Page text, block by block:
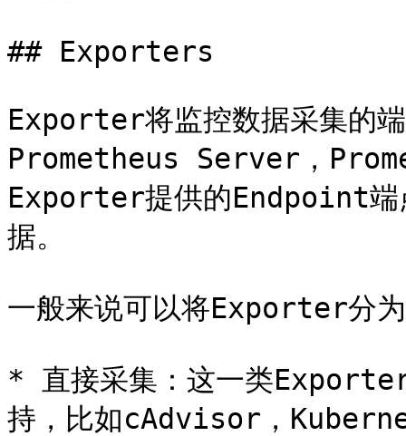
## Exporters
Exporter将监控数据采集的端
Prometheus Server，
Exporter提供的Endpoint端
据。
一般来说可以将Exporter分
* 直接采集：这一类
持，比如cAdvisor，